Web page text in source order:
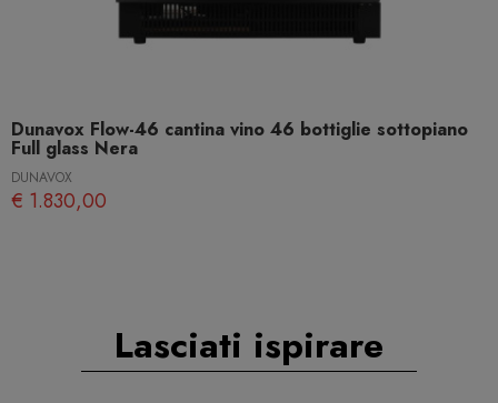
Dunavox Flow-46 cantina vino 46 bottiglie sottopiano
Full glass Nera
DUNAVOX
€ 1.830,00
Lasciati ispirare